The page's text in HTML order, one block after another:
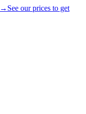
→ See our prices to get